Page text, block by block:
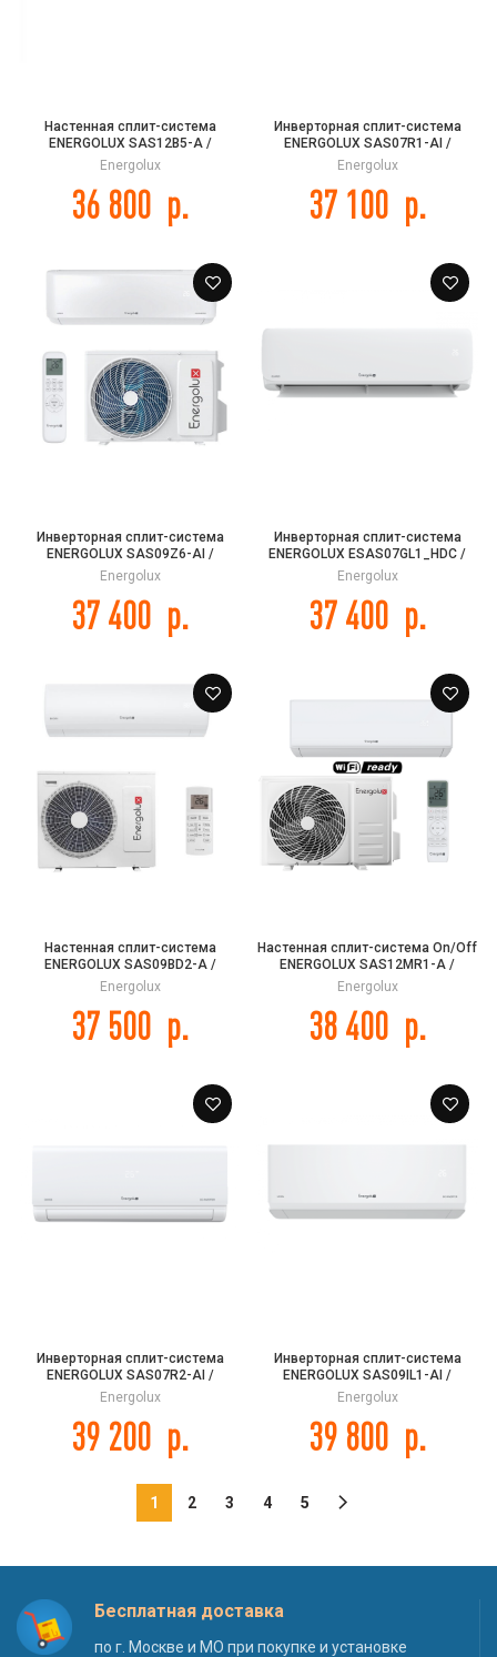
Настенная сплит-система
ENERGOLUX SAS12B5-A /
SAU12B5-A BASEL 5
Energolux
36 800 р.
Инверторная сплит-система
ENERGOLUX SAS07R1-AI /
SAU07R1-AI DAVOS Inverter
Energolux
37 100 р.
Инверторная сплит-система
ENERGOLUX SAS09Z6-AI /
SAU09Z6-AI ZURICH 6
Energolux
37 400 р.
Инверторная сплит-система
ENERGOLUX ESAS07GL1_HDC /
ESAU07GL1_HDC Glarus DC Inverter
Energolux
37 400 р.
Настенная сплит-система
ENERGOLUX SAS09BD2-A /
SAU09BD2-A BADEN 2
Energolux
37 500 р.
Настенная сплит-система On/Off
ENERGOLUX SAS12MR1-A /
SAU12MR1-A Mürren White
Energolux
38 400 р.
Инверторная сплит-система
ENERGOLUX SAS07R2-AI /
SAU07R2-AI Davos Pro Inverter
Energolux
39 200 р.
Инверторная сплит-система
ENERGOLUX SAS09IL1-AI /
SAU09IL1-AI NYON Inverter
Energolux
39 800 р.
1 2 3 4 5
Бесплатная доставка
по г. Москве и МО при покупке и установке